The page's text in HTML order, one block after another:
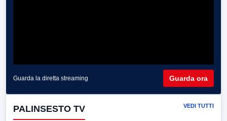
Guarda la diretta streaming Guarda ora
PALINSESTO TV VEDI TUTTI